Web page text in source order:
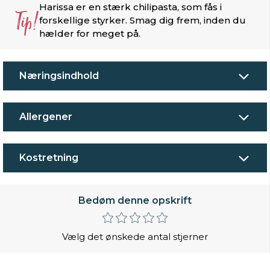
Tip!Harissa er en stærk chilipasta, som fås i
forskellige styrker. Smag dig frem, inden du
hælder for meget på.
Næringsindhold
Allergener
Kostretning
Bedøm denne opskrift
Vælg det ønskede antal stjerner